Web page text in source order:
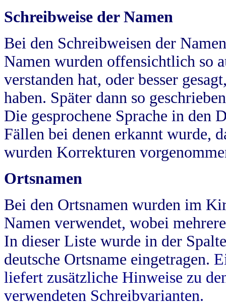
Schreibweise der Namen
Bei den Schreibweisen der
Namen wurden offensichtlich so
verstanden hat, oder besser
haben. Später dann so
Die gesprochene Sprache in
Fällen bei denen erkannt wurde,
wurden Korrekturen
Ortsnamen
Bei den Ortsnamen wurden im
Namen verwendet, wobei
In dieser Liste wurde in der
deutsche Ortsname eingetragen.
liefert zusätzliche Hinweise zu
verwendeten Schreibvarianten.